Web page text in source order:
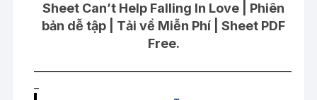
Sheet Can’t Help Falling In Love | Phiên
bản dễ tập | Tải về Miễn Phí | Sheet PDF
Free.